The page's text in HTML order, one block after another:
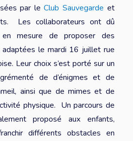
par leClub Sauvegarde et
Les collaborateurs ont dû
mesure de proposer des
le mardi 16 juillet rue
Leur choix s’est porté sur un
de d’énigmes et de
ainsi que de mimes et de
physique. Un parcours de
proposé aux enfants,
différents obstacles en